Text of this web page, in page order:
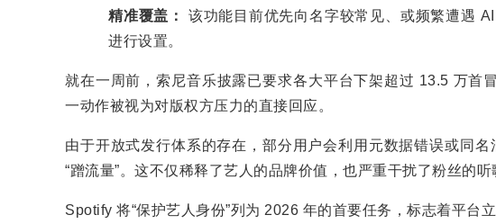
精准覆盖：
该功能目前优先向名字较常见、或频繁遭遇
进行设置。
就在一周前，索尼音乐披露已要求各大平台下架超过 13.5 万首
一动作被视为对版权方压力的直接回应。
由于开放式发行体系的存在，部分用户会利用元数据错误或同
“蹭流量”。这不仅稀释了艺人的品牌价值，也严重干扰了粉丝的听
Spotify 将“保护艺人身份”列为 2026 年的首要任务，标志着平台